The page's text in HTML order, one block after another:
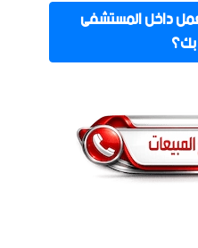
داخل المستشفى